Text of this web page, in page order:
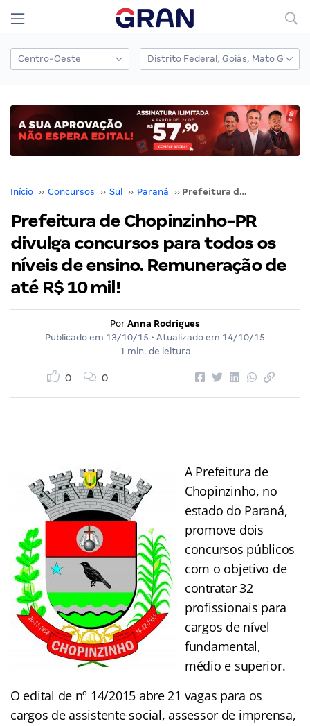
Início ›› Concursos ›› Sul ›› Paraná ›› Prefeitura de Chopinzinho-PR divulga concursos para todos os níveis de ensino. Remuneração de até R$ 10 mil!
Prefeitura de Chopinzinho-PR
divulga concursos para todos os
níveis de ensino. Remuneração de
até R$ 10 mil!
Por Anna Rodrigues
Publicado em 13/10/15 • Atualizado em 14/10/15
1 min. de leitura
0 0
A Prefeitura de
Chopinzinho, no
estado do Paraná,
promove dois
concursos públicos
com o objetivo de
contratar 32
profissionais para
cargos de nível
fundamental,
médio e superior.
O edital de nº 14/2015 abre 21 vagas para os
cargos de assistente social, assessor de imprensa,